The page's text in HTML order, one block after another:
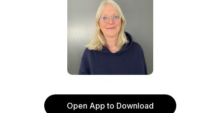
Open App to Download